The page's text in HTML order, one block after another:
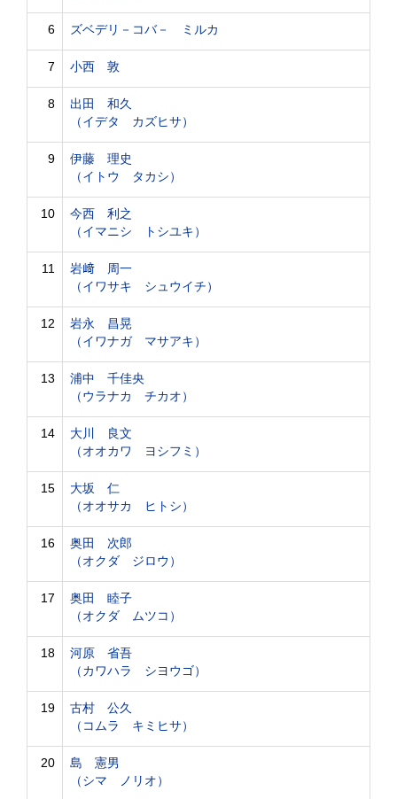
6 ズベデリ－コバ－ ミルカ
7 小西 敦
8
出田 和久
（イデタ カズヒサ）
9
伊藤 理史
（イトウ タカシ）
10
今西 利之
（イマニシ トシユキ）
11
岩﨑 周一
（イワサキ シュウイチ）
12
岩永 昌晃
（イワナガ マサアキ）
13
浦中 千佳央
（ウラナカ チカオ）
14
大川 良文
（オオカワ ヨシフミ）
15
大坂 仁
（オオサカ ヒトシ）
16
奥田 次郎
（オクダ ジロウ）
17
奥田 睦子
（オクダ ムツコ）
18
河原 省吾
（カワハラ シヨウゴ）
19
古村 公久
（コムラ キミヒサ）
20
島 憲男
（シマ ノリオ）